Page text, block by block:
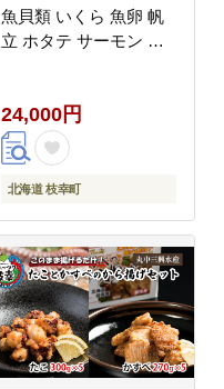
魚貝類 いくら 魚卵 帆
立 ホタテ サーモン 鮭
24,000円
北海道 枝幸町